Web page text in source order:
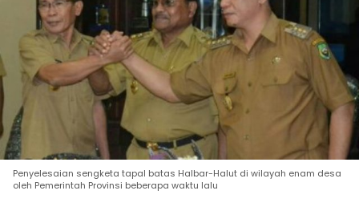
Penyelesaian sengketa tapal batas Halbar-Halut di wilayah enam desa
oleh Pemerintah Provinsi beberapa waktu lalu